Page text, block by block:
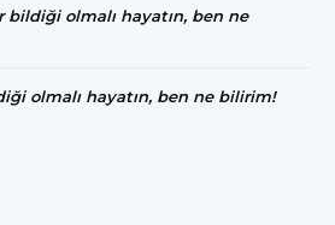
bildiği olmalı hayatın, ben ne
olmalı hayatın, ben ne bilirim!